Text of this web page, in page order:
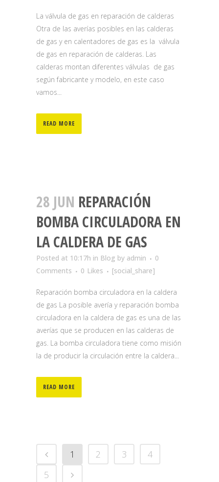
La válvula de gas en reparación de calderas
Otra de las averías posibles en las calderas
de gas y en calentadores de gas es la válvula
de gas en reparación de calderas. Las
calderas montan diferentes válvulas de gas
según fabricante y modelo, en este caso
vamos...
READ MORE
28 JUN REPARACIÓN
BOMBA CIRCULADORA EN
LA CALDERA DE GAS
Posted at 10:17h in Blog by admin
0
Comments
0 Likes [social_share]
Reparación bomba circuladora en la caldera
de gas La posible avería y reparación bomba
circuladora en la caldera de gas es una de las
averías que se producen en las calderas de
gas. La bomba circuladora tiene como misión
la de producir la circulación entre la caldera...
READ MORE
1 2 3
4
5